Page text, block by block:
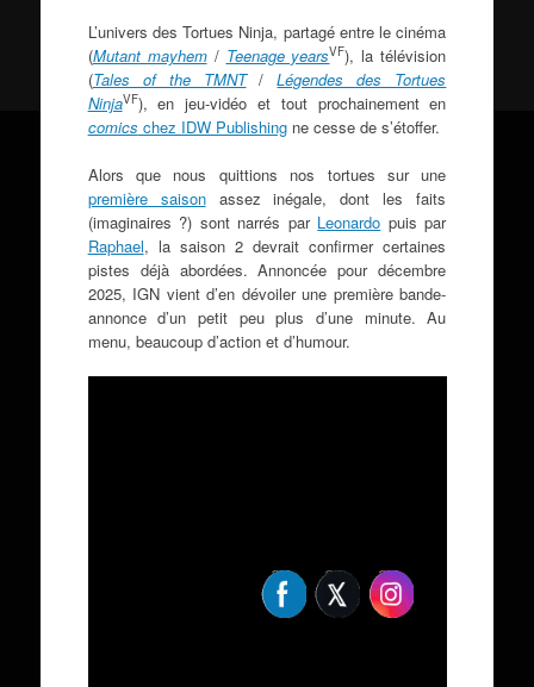
L’univers des Tortues Ninja, partagé entre le cinéma
(Mutant mayhem/ Teenage yearsVF), la télévision
(Tales of the TMNT/Légendes des Tortues
NinjaVF), en jeu-vidéo et tout prochainement en
comics chez IDW Publishingne cesse de s’étoffer.
Alors que nous quittions nos tortues sur une
première saisonassez inégale, dont les faits
(imaginaires ?) sont narrés par Leonardo puis par
Raphael, la saison 2 devrait confirmer certaines
pistes déjà abordées. Annoncée pour décembre
2025, IGN vient d’en dévoiler une première bande-
annonce d’un petit peu plus d’une minute. Au
menu, beaucoup d’action et d’humour.